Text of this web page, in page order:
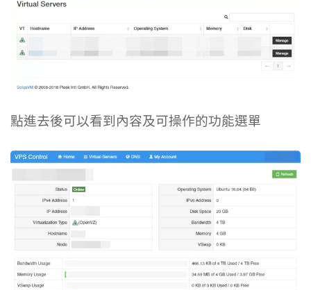
點進去後可以看到內容及可操作的功能選單